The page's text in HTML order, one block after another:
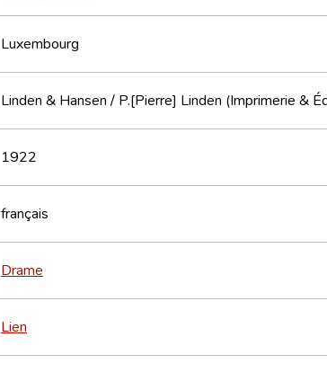
Luxembourg
Linden & Hansen / P.[Pierre] Linden (Imprimerie &
1922
français
Drame
Lien